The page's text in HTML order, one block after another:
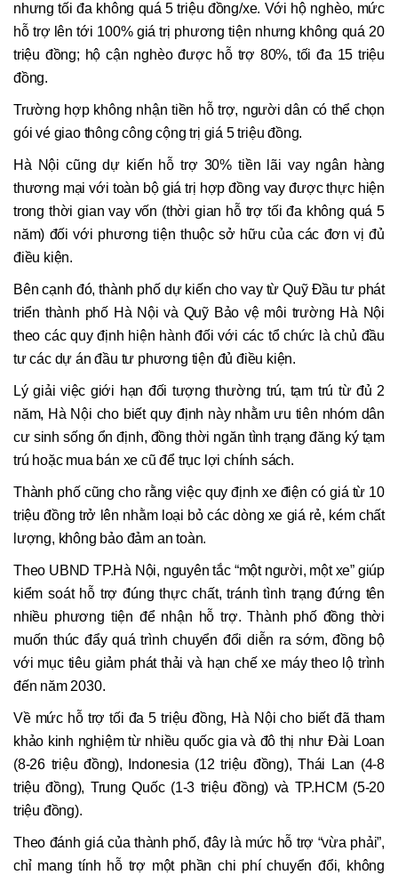
nhưng tối đa không quá 5 triệu đồng/xe. Với hộ nghèo, mức
hỗ trợ lên tới 100% giá trị phương tiện nhưng không quá 20
triệu đồng; hộ cận nghèo được hỗ trợ 80%, tối đa 15 triệu
đồng.
Trường hợp không nhận tiền hỗ trợ, người dân có thể chọn
gói vé giao thông công cộng trị giá 5 triệu đồng.
Hà Nội cũng dự kiến hỗ trợ 30% tiền lãi vay ngân hàng
thương mại với toàn bộ giá trị hợp đồng vay được thực hiện
trong thời gian vay vốn (thời gian hỗ trợ tối đa không quá 5
năm) đối với phương tiện thuộc sở hữu của các đơn vị đủ
điều kiện.
Bên cạnh đó, thành phố dự kiến cho vay từ Quỹ Đầu tư phát
triển thành phố Hà Nội và Quỹ Bảo vệ môi trường Hà Nội
theo các quy định hiện hành đối với các tổ chức là chủ đầu
tư các dự án đầu tư phương tiện đủ điều kiện.
Lý giải việc giới hạn đối tượng thường trú, tạm trú từ đủ 2
năm, Hà Nội cho biết quy định này nhằm ưu tiên nhóm dân
cư sinh sống ổn định, đồng thời ngăn tình trạng đăng ký tạm
trú hoặc mua bán xe cũ để trục lợi chính sách.
Thành phố cũng cho rằng việc quy định xe điện có giá từ 10
triệu đồng trở lên nhằm loại bỏ các dòng xe giá rẻ, kém chất
lượng, không bảo đảm an toàn.
Theo UBND TP.Hà Nội, nguyên tắc “một người, một xe” giúp
kiểm soát hỗ trợ đúng thực chất, tránh tình trạng đứng tên
nhiều phương tiện để nhận hỗ trợ. Thành phố đồng thời
muốn thúc đẩy quá trình chuyển đổi diễn ra sớm, đồng bộ
với mục tiêu giảm phát thải và hạn chế xe máy theo lộ trình
đến năm 2030.
Về mức hỗ trợ tối đa 5 triệu đồng, Hà Nội cho biết đã tham
khảo kinh nghiệm từ nhiều quốc gia và đô thị như Đài Loan
(8-26 triệu đồng), Indonesia (12 triệu đồng), Thái Lan (4-8
triệu đồng), Trung Quốc (1-3 triệu đồng) và TP.HCM (5-20
triệu đồng).
Theo đánh giá của thành phố, đây là mức hỗ trợ “vừa phải”,
chỉ mang tính hỗ trợ một phần chi phí chuyển đổi, không